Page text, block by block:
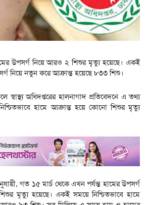
উপসর্গ নিয়ে আরও ২ শিশুর মৃত্যু হয়েছে। একই
নিয়ে নতুন করে আক্রান্ত হয়েছে ৮৩৩ শিশু।
স্বাস্থ্য অধিদপ্তরের হালনাগাদ প্রতিবেদনে এ তথ্য
হামে আক্রান্ত হয়ে কোনো শিশুর মৃত্যু
গত ১৫ মার্চ থেকে এখন পর্যন্ত হামের উপসর্গ
মৃত্যু হয়েছে। একই সময়ে নিশ্চিতভাবে হামে